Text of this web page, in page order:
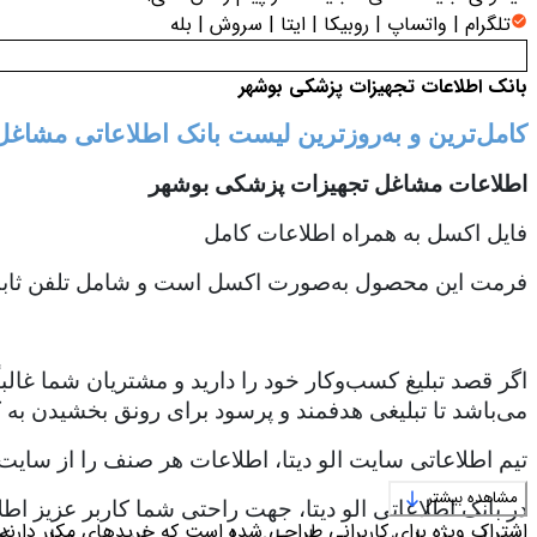
تلگرام | واتساپ | روبیکا | ایتا | سروش | بله
بانک اطلاعات تجهیزات پزشکی بوشهر
کامل‌ترین و به‌روزترین لیست بانک اطلاعاتی
اطلاعات مشاغل تجهیزات پزشکی بوشهر
فایل اکسل به همراه اطلاعات کامل
فرمت این محصول به‌صورت اکسل است و شامل تلفن
اگر قصد تبلیغ کسب‌وکار خود را دارید و مشتریان شما
می‌باشد تا تبلیغی هدفمند و پرسود برای رونق بخشیدن به
تیم اطلاعاتی سایت الو دیتا، اطلاعات هر صنف را از
در بانک اطلاعاتی الو دیتا، جهت راحتی شما کاربر
مشاهده بیشتر